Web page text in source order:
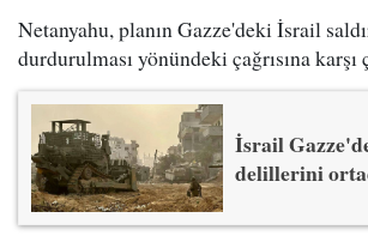
Netanyahu, planın Gazze'deki İsrail
durdurulması yönündeki çağrısına karşı
İsrail
delillerini